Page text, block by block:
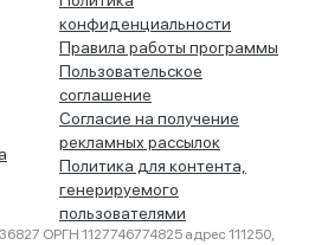
конфиденциальности
Правила работы программы
Пользовательское
соглашение
Согласие на получение
рекламных рассылок
Политика для контента,
генерируемого
пользователями
ОРГН 1127746774825 адрес 111250,